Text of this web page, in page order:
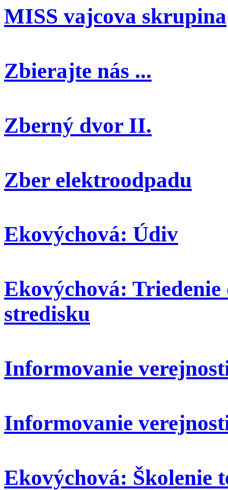
MISS vajcova skrupina
Zbierajte nás ...
Zberný dvor II.
Zber elektroodpadu
Ekovýchová: Údiv
Ekovýchová:
stredisku
Informovanie
Informovanie
Ekovýchová: Školenie